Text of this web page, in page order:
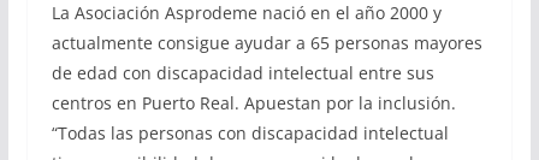
La Asociación Asprodeme nació en el año 2000 y
actualmente consigue ayudar a 65 personas mayores
de edad con discapacidad intelectual entre sus
centros en Puerto Real. Apuestan por la inclusión.
“Todas las personas con discapacidad intelectual